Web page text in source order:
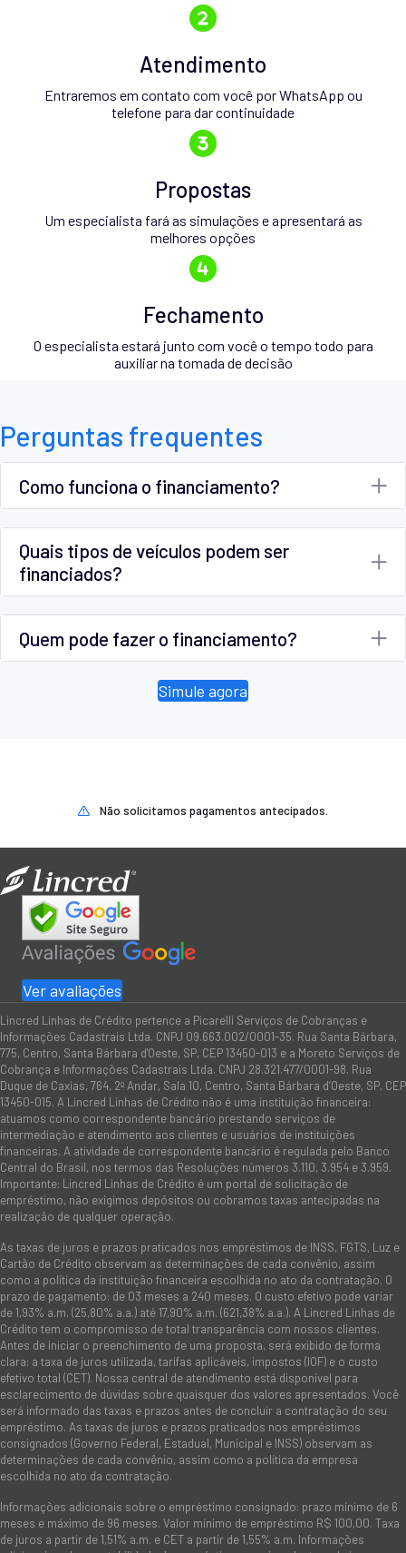
Atendimento
Entraremos em contato com você por WhatsApp ou
telefone para dar continuidade
Propostas
Um especialista fará as simulações e apresentará as
melhores opções
Fechamento
O especialista estará junto com você o tempo todo para
auxiliar na tomada de decisão
Perguntas frequentes
Como funciona o financiamento?
Quais tipos de veículos podem ser
financiados?
Quem pode fazer o financiamento?
Simule agora
Não solicitamos pagamentos antecipados.
Ver avaliações
Lincred Linhas de Crédito pertence a Picarelli Serviços de Cobranças e
Informações Cadastrais Ltda. CNPJ 09.663.002/0001-35. Rua Santa Bárbara,
775, Centro, Santa Bárbara d'Oeste, SP, CEP 13450-013 e a Moreto Serviços de
Cobrança e Informações Cadastrais Ltda. CNPJ 28.321.477/0001-98. Rua
Duque de Caxias, 764, 2º Andar, Sala 10, Centro, Santa Bárbara d’Oeste, SP, CEP
13450-015. A Lincred Linhas de Crédito não é uma instituição financeira:
atuamos como correspondente bancário prestando serviços de
intermediação e atendimento aos clientes e usuários de instituições
financeiras. A atividade de correspondente bancário é regulada pelo Banco
Central do Brasil, nos termos das Resoluções números 3.110, 3.954 e 3.959.
Importante: Lincred Linhas de Crédito é um portal de solicitação de
empréstimo, não exigimos depósitos ou cobramos taxas antecipadas na
realização de qualquer operação.
As taxas de juros e prazos praticados nos empréstimos de INSS, FGTS, Luz e
Cartão de Crédito observam as determinações de cada convênio, assim
como a política da instituição financeira escolhida no ato da contratação. O
prazo de pagamento: de 03 meses a 240 meses. O custo efetivo pode variar
de 1,93% a.m. (25,80% a.a.) até 17,90% a.m. (621,38% a.a.). A Lincred Linhas de
Crédito tem o compromisso de total transparência com nossos clientes.
Antes de iniciar o preenchimento de uma proposta, será exibido de forma
clara: a taxa de juros utilizada, tarifas aplicáveis, impostos (IOF) e o custo
efetivo total (CET). Nossa central de atendimento está disponível para
esclarecimento de dúvidas sobre quaisquer dos valores apresentados. Você
será informado das taxas e prazos antes de concluir a contratação do seu
empréstimo. As taxas de juros e prazos praticados nos empréstimos
consignados (Governo Federal, Estadual, Municipal e INSS) observam as
determinações de cada convênio, assim como a política da empresa
escolhida no ato da contratação.
Informações adicionais sobre o empréstimo consignado: prazo mínimo de 6
meses e máximo de 96 meses. Valor mínimo de empréstimo R$ 100,00. Taxa
de juros a partir de 1,51% a.m. e CET a partir de 1,55% a.m. Informações